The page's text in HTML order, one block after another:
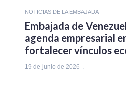
NOTICIAS DE LA EMBAJADA
Embajada de
agenda empresarial
fortalecer vínculos
19 de junio de 2026